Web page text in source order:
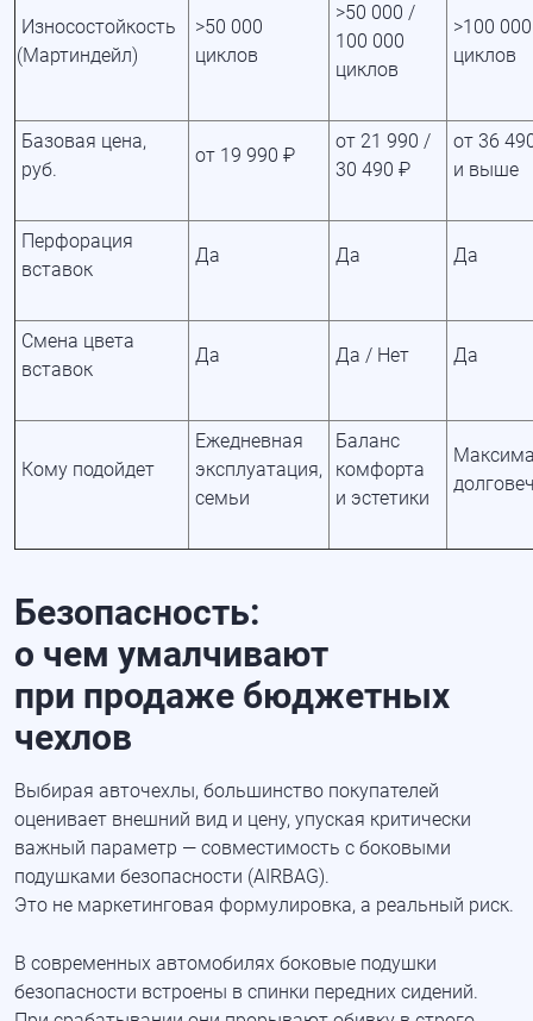
Износостойкость
(Мартиндейл)
>50 000
циклов
>50 000 /
100 000
циклов
>100 000
циклов
Базовая цена,
руб.
от 19 990 ₽
от 21 990 /
30 490 ₽
от 36
и выше
Перфорация
вставок
Да Да Да
Смена цвета
вставок
Да Да / Нет Да
Кому подойдет
Ежедневная
эксплуатация,
семьи
Баланс
комфорта
и эстетики
Безопасность:
о чем умалчивают
при продаже бюджетных
чехлов
Выбирая авточехлы, большинство покупателей
оценивает внешний вид и цену, упуская критически
важный параметр — совместимость с боковыми
подушками безопасности (AIRBAG).
Это не маркетинговая формулировка, а реальный риск.
В современных автомобилях боковые подушки
безопасности встроены в спинки передних сидений.